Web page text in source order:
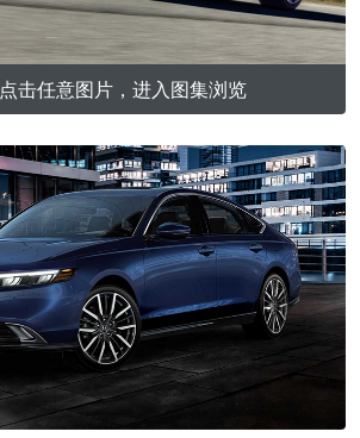
点击任意图片，进入图集浏览